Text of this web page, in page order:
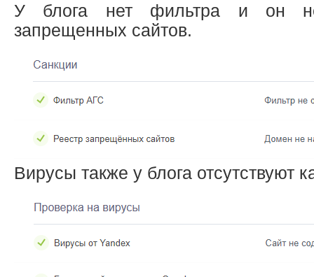
У блога нет фильтра и он
запрещенных сайтов.
Вирусы также у блога отсутствуют